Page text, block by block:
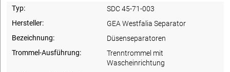
Typ:
SDC 45-71-003
Hersteller:
GEA Westfalia Separator
Bezeichnung:
Düsenseparatoren
Trommel-Ausführung:
Trenntrommel mit
Wascheinrichtung